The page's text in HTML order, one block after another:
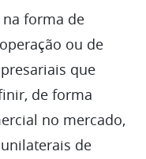
forma de
ou de
que
de forma
no mercado,
de